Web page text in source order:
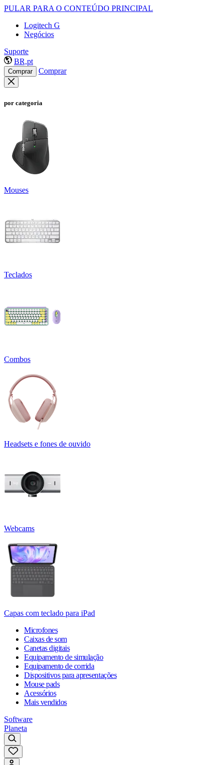
PULAR PARA O CONTEÚDO PRINCIPAL
Logitech G
Negócios
Suporte
BR,pt
Comprar Comprar
por categoria
Mouses
Teclados
Combos
Headsets e fones de ouvido
Webcams
Capas com teclado para iPad
Microfones
Caixas de som
Canetas digitais
Equipamento de simulação
Equipamento de corrida
Dispositivos para apresentações
Mouse pads
Acessórios
Mais vendidos
Software
Planeta